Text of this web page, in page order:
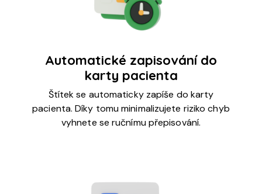
Automatické zapisování do
karty pacienta
Štítek se automaticky zapíše do karty
pacienta. Díky tomu minimalizujete riziko chyb
vyhnete se ručnímu přepisování.